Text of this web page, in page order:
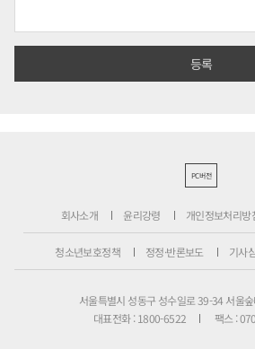
PC버전
회사소개 윤리강령 개인정보처리방
청소년보호정책 정정·반론보도 기사
서울특별시 성동구 성수일로 39-34 서울
대표전화 : 1800-6522
팩스 :